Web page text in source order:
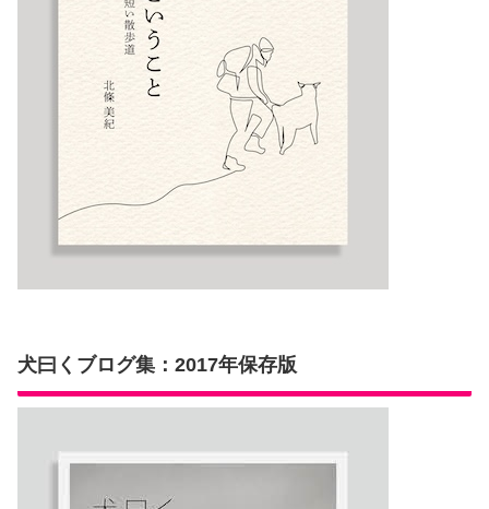
犬曰くブログ集：2017年保存版